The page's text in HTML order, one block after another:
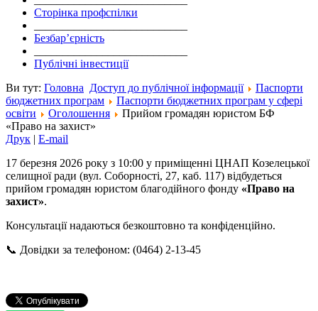
Сторінка профспілки
Безбар’єрність
Публічні інвестиції
Ви тут: Головна Доступ до публічної інформації
Паспорти
бюджетних програм
Паспорти бюджетних програм у сфері
освіти
Оголошення
Прийом громадян юристом БФ
«Право на захист»
Друк | E-mail
17 березня 2026 року з 10:00 у приміщенні ЦНАП Козелецької
селищної ради (вул. Соборності, 27, каб. 117) відбудеться
прийом громадян юристом благодійного фонду «Право на
захист».
Консультації надаються безкоштовно та конфіденційно.
📞 Довідки за телефоном: (0464) 2-13-45